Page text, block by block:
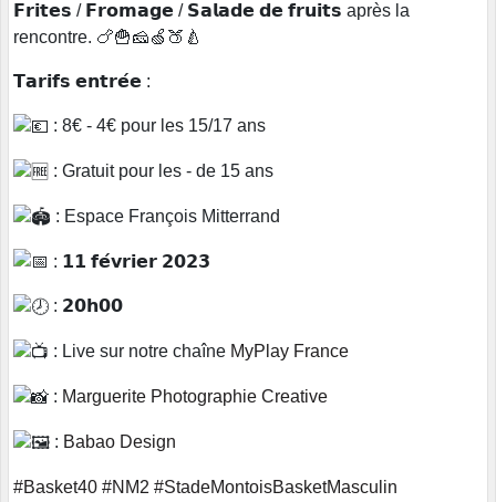
𝗙𝗿𝗶𝘁𝗲𝘀 / 𝗙𝗿𝗼𝗺𝗮𝗴𝗲 / 𝗦𝗮𝗹𝗮𝗱𝗲 𝗱𝗲 𝗳𝗿𝘂𝗶𝘁𝘀 après la
rencontre. 🍗🍟🧀🍏🍑🍐
𝗧𝗮𝗿𝗶𝗳𝘀 𝗲𝗻𝘁𝗿𝗲́𝗲 :
: 8€ - 4€ pour les 15/17 ans
: Gratuit pour les - de 15 ans
: Espace François Mitterrand
: 𝟭𝟭 𝗳𝗲́𝘃𝗿𝗶𝗲𝗿 𝟮𝟬𝟮𝟯
: 𝟮𝟬𝗵𝟬𝟬
: Live sur notre chaîne MyPlay France
: Marguerite Photographie Creative
: Babao Design
#Basket40 #NM2 #StadeMontoisBasketMasculin